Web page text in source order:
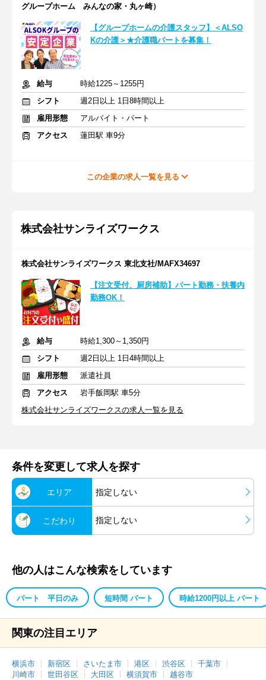
グループホーム みんなの家・丸ヶ崎）
【グループホームの介護スタッフ】＜ALSO
Kの介護＞★介護職パートを募集！
給与
時給1225～1255円
シフト
週2日以上 1日8時間以上
雇用形態
アルバイト・パート
アクセス
蓮田駅 車9分
この企業の求人一覧を見る
株式会社サンライズワークス
株式会社サンライズワークス 東北支社/MAFX34697
【注文受付、厨房補助】パート勤務・扶養内
勤務OK！
給与
時給1,300～1,350円
シフト
週2日以上 1日4時間以上
雇用形態
派遣社員
アクセス
岩手飯岡駅 車5分
株式会社サンライズワークスの求人一覧を見る
条件を変更して求人を探す
エリア 指定しない
こだわり 指定しない
他の人はこんな検索をしています
パート 平日のみ 短時間 パート 時給1200円以上 パート
関東の注目エリア
横浜市 新宿区 さいたま市 港区 渋谷区
千葉市
川崎市
世田谷区 大田区 横須賀市 越谷市